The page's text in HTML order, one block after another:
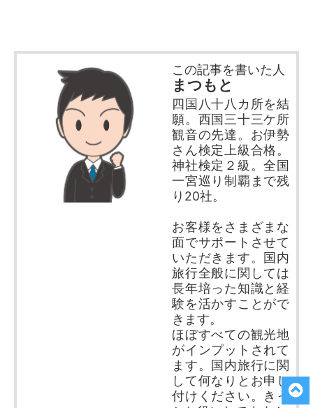
この記事を書いた人
まつもと
四国八十八カ所を結
願。西国三十三ケ所
観音の先達。お伊勢
さん検定上級合格。
神社検定２級。全国
一宮巡り制覇まで残
り20社。
お客様をさまざまな
面でサポートさせて
いただきます。国内
旅行全般に関しては
長年培った知識と経
験を活かすことがで
きます。
ほぼすべての観光地
がインプットされて
ます。国内旅行に関
して何なりとお申し
付けください。きっ